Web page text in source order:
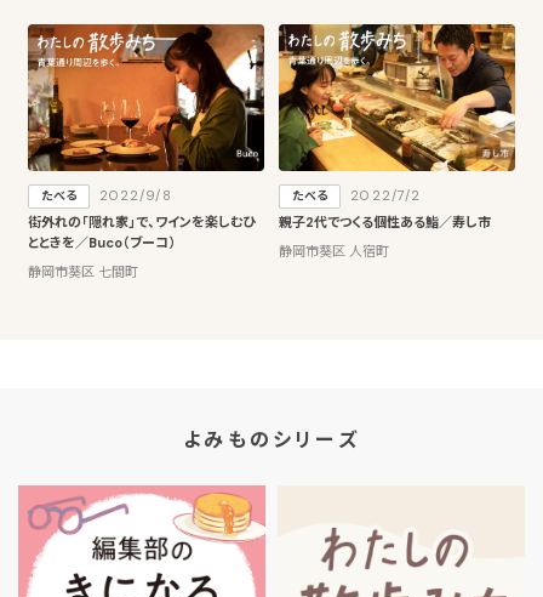
たべる
2022/9/8
街外れの「隠れ家」で、ワインを楽しむひ
とときを／Buco（ブーコ）
静岡市葵区 七間町
たべる
2022/7/2
親子2代でつくる個性ある鮨／寿し市
静岡市葵区 人宿町
よみものシリーズ